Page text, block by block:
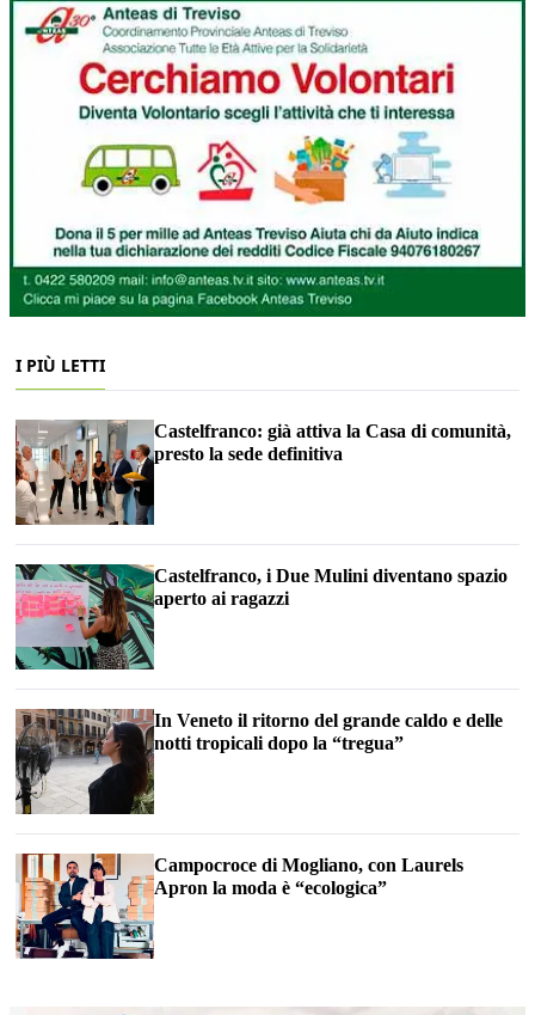
I PIÙ LETTI
Castelfranco: già attiva la Casa di comunità,
presto la sede definitiva
Castelfranco, i Due Mulini diventano spazio
aperto ai ragazzi
In Veneto il ritorno del grande caldo e delle
notti tropicali dopo la “tregua”
Campocroce di Mogliano, con Laurels
Apron la moda è “ecologica”